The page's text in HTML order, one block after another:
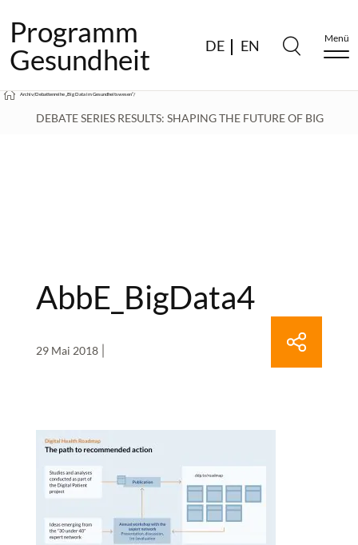
Programm
Gesundheit
DE EN Menü
Archiv/Debattenreihe „Big Data im Gesundheitswesen“/
DEBATE SERIES RESULTS: SHAPING THE FUTURE OF BIG
AbbE_BigData4
29 Mai 2018